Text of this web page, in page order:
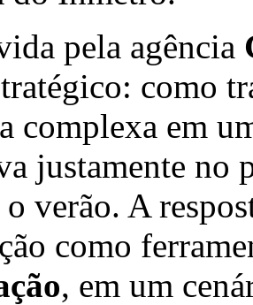
pela agência
como
complexa em
justamente no
verão. A
como
, em um